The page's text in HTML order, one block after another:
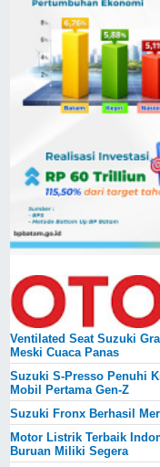
Ventilated Seat Suzuki
Meski Cuaca Panas
Suzuki S-Presso Penuhi
Mobil Pertama Gen-Z
Suzuki Fronx Berhasil
Motor Listrik Terbaik
Buruan Miliki Segera